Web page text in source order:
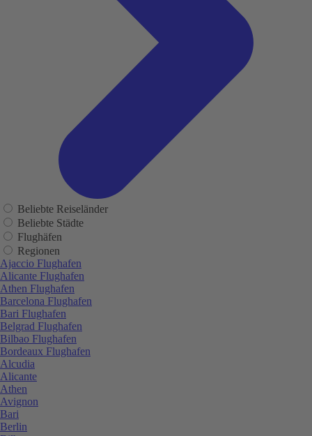
Beliebte Reiseländer
Beliebte Städte
Flughäfen
Regionen
Ajaccio Flughafen
Alicante Flughafen
Athen Flughafen
Barcelona Flughafen
Bari Flughafen
Belgrad Flughafen
Bilbao Flughafen
Bordeaux Flughafen
Alcudia
Alicante
Athen
Avignon
Bari
Berlin